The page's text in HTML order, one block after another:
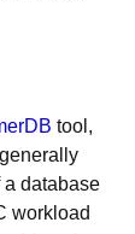
tool,
a database
workload